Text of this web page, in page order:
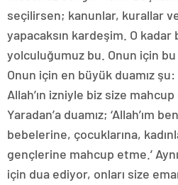
seçilirsen; kanunlar, kurallar
yapacaksın kardeşim. O kadar
yolculuğumuz bu. Onun için
Onun için en büyük duamız
Allah’ın izniyle biz size
Yaradan’a duamız; ‘Allah’ım
bebelerine, çocuklarına,
gençlerine mahcup etme.’
için dua ediyor, onları size